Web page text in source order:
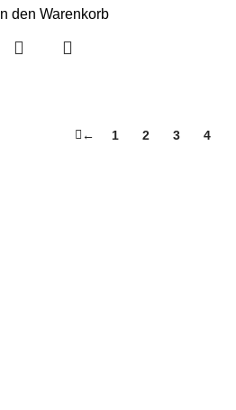
In den Warenkorb
← 1 2 3 4